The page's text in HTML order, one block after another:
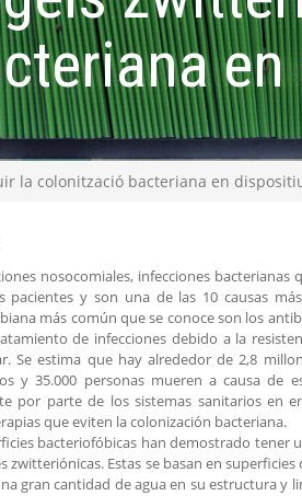
la colonització bacteriana en
nosocomiales, infecciones
pacientes y son una de las 10 causas
más común que se conoce son los
de infecciones debido a la
Se estima que hay alrededor de 2,8
y 35.000 personas mueren a causa de
por parte de los sistemas sanitarios en
que eviten la colonización bacteriana.
bacteriofóbicas han demostrado tener
zwitteriónicas. Estas se basan en
gran cantidad de agua en su estructura y